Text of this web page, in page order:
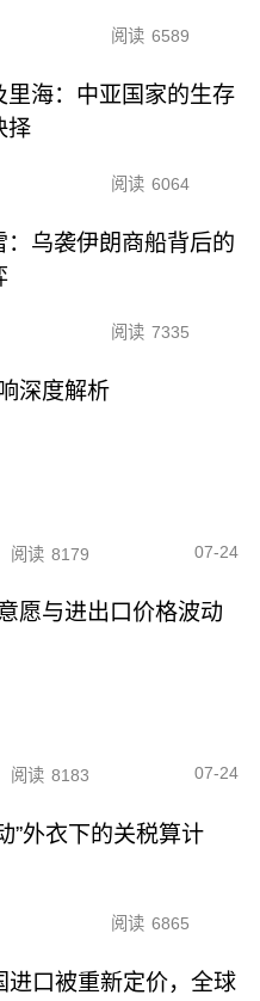
阅读 6589
里海：中亚国家的生存
择
阅读 6064
：乌袭伊朗商船背后的
阅读 7335
深度解析
阅读 8179 07-24
愿与进出口价格波动
阅读 8183 07-24
”外衣下的关税算计
阅读 6865
进口被重新定价，全球